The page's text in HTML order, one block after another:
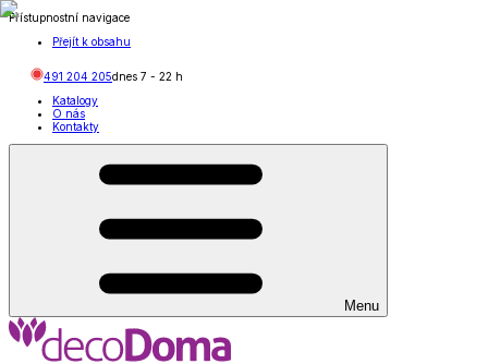
Přístupnostní navigace
Přejít k obsahu
491 204 205dnes 7 - 22 h
Katalogy
O nás
Kontakty
Menu